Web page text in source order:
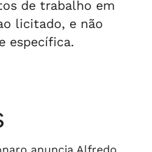
de trabalho em
licitado, e não
específica.